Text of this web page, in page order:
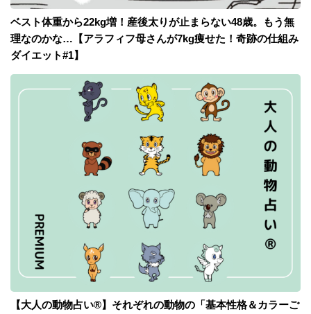
ベスト体重から22kg増！産後太りが止まらない48歳。もう無
理なのかな…【アラフィフ母さんが7kg痩せた！奇跡の仕組み
ダイエット#1】
【大人の動物占い®】それぞれの動物の「基本性格＆カラーご